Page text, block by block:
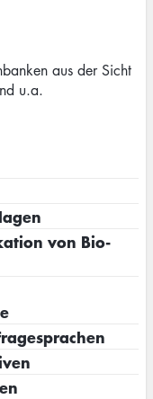
aus der Sicht
u.a.
von Bio-